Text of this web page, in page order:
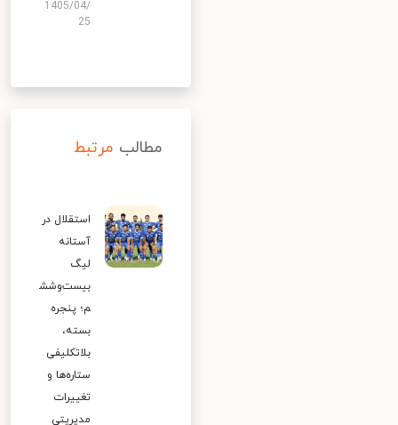
1405/04/
25
مطالب مرتبط
استقلال در
آستانه
لیگ
بیست‌وشش
م؛ پنجره
بسته،
بلاتکلیفی
ستاره‌ها و
تغییرات
مدیریتی